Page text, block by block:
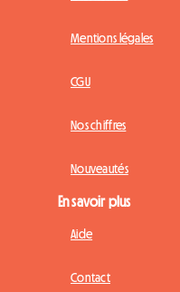
Mentions légales
CGU
Nos chiffres
Nouveautés
En savoir plus
Aide
Contact